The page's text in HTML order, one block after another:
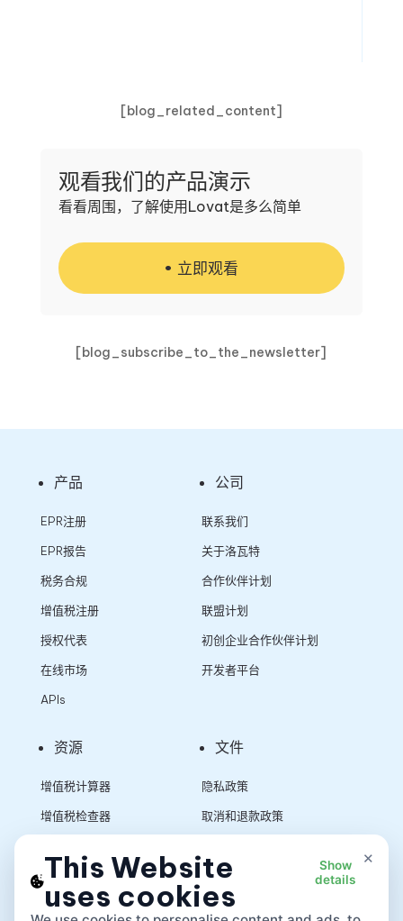
[blog_related_content]
观看我们的产品演示
看看周围，了解使用Lovat是多么简单
立即观看
[blog_subscribe_to_the_newsletter]
产品
EPR注册
EPR报告
税务合规
增值税注册
授权代表
在线市场
APIs
公司
联系我们
关于洛瓦特
合作伙伴计划
联盟计划
初创企业合作伙伴计划
开发者平台
资源
增值税计算器
增值税检查器
文件
隐私政策
取消和退款政策
App
×
This Website
uses cookies
Show
details